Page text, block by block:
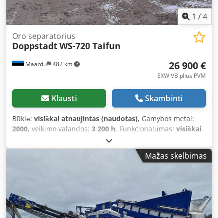
1 /4
Maardu 482 km
Oro separatorius
DoppstadtWS-720 Taifun
26 900 €
EXW VB plius PVM
Klausti Skambinti
Būklė: visiškai atnaujintas (naudotas), Gamybos metai:
2000, veikimo valandos: 3 200 h, Funkcionalumas: visiškai
dyzelinas
stanju sa malo radnih sati, opciono dostupan mobilni
bunker-transporter (onaj sa slike) uz doplatu. Nova čistilica
Mažas skelbimas